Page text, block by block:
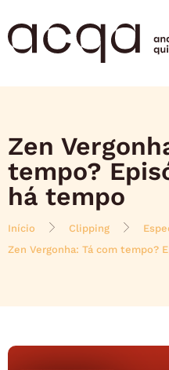
Zen
tempo?
há tempo
Início Clipping
Zen Vergonha: Tá com tempo?